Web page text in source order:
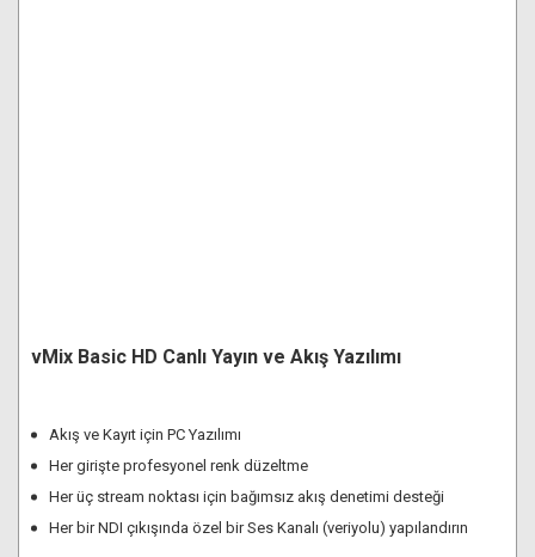
vMix Basic HD Canlı Yayın ve Akış Yazılımı
Akış ve Kayıt için PC Yazılımı
Her girişte profesyonel renk düzeltme
Her üç stream noktası için bağımsız akış denetimi desteği
Her bir NDI çıkışında özel bir Ses Kanalı (veriyolu) yapılandırın